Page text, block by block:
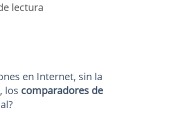
lectura
en Internet, sin la
los comparadores de